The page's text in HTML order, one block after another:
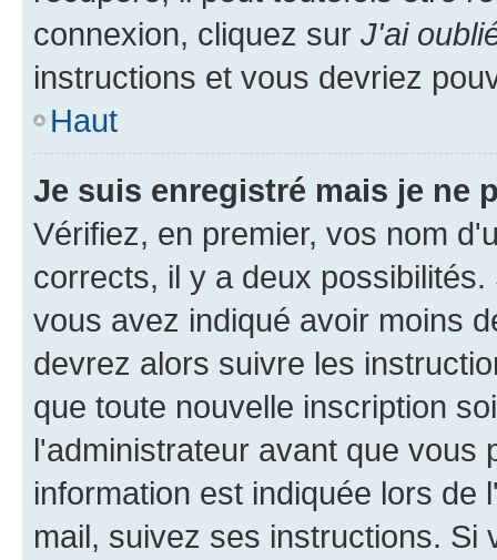
connexion, cliquez sur J'ai
instructions et vous devriez
Haut
Je suis enregistré mais je ne
Vérifiez, en premier, vos nom
corrects, il y a deux
vous avez indiqué avoir moins
devrez alors suivre les
que toute nouvelle inscription
l'administrateur avant que vous
information est indiquée lors
mail, suivez ses instructions.